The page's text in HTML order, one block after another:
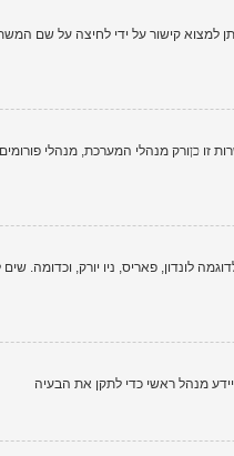
קישור על ידי לחיצה על שם
זו כןורק מנהלי המערכת, מנהלי
פאריס, ניו יורק, וכדומה.
מנהל ראשי כדי לתקן את הבעיה